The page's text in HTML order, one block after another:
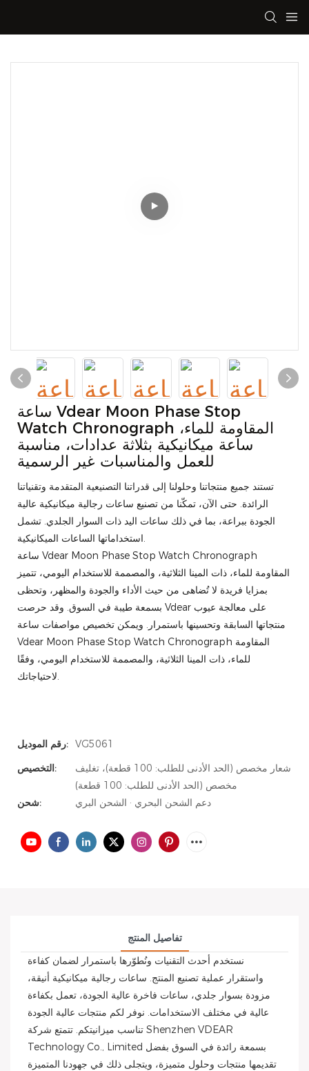
ساعة Vdear Moon Phase Stop
Watch Chronograph المقاومة للماء،
ساعة ميكانيكية بثلاثة عدادات، مناسبة
للعمل والمناسبات غير الرسمية
تستند جميع منتجاتنا وحلولنا إلى قدراتنا التصنيعية المتقدمة وتقنياتنا
الرائدة. حتى الآن، تمكّنا من تصنيع ساعات رجالية ميكانيكية عالية
الجودة ببراعة، بما في ذلك ساعات اليد ذات السوار الجلدي. تشمل
استخداماتها الساعات الميكانيكية.
ساعة Vdear Moon Phase Stop Watch Chronograph
المقاومة للماء، ذات المينا الثلاثية، والمصممة للاستخدام اليومي، تتميز
بمزايا فريدة لا تُضاهى من حيث الأداء والجودة والمظهر، وتحظى
بسمعة طيبة في السوق. وقد حرصت Vdear على معالجة عيوب
منتجاتها السابقة وتحسينها باستمرار. ويمكن تخصيص مواصفات ساعة
Vdear Moon Phase Stop Watch Chronograph المقاومة
للماء، ذات المينا الثلاثية، والمصممة للاستخدام اليومي، وفقًا
لاحتياجاتك.
رقم الموديل: VG5061
التخصيص:
شعار مخصص (الحد الأدنى للطلب: 100 قطعة)، تغليف
مخصص (الحد الأدنى للطلب: 100 قطعة)
شحن:
دعم الشحن البحري · الشحن البري
تفاصيل المنتج
نستخدم أحدث التقنيات ونُطوّرها باستمرار لضمان كفاءة
واستقرار عملية تصنيع المنتج. ساعات رجالية ميكانيكية أنيقة،
مزودة بسوار جلدي، ساعات فاخرة عالية الجودة، تعمل بكفاءة
عالية في مختلف الاستخدامات. نوفر لكم منتجات عالية الجودة
تناسب ميزانيتكم. تتمتع شركة Shenzhen VDEAR
Technology Co., Limited بسمعة رائدة في السوق بفضل
تقديمها منتجات وحلول متميزة، ويتجلى ذلك في جهودنا المتميزة